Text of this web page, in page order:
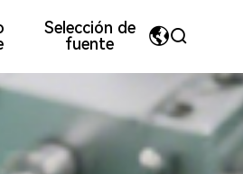
Imagen del equipo
compuestos
Selección de
fuente
荣耀字体
宋体
繁体中文
English